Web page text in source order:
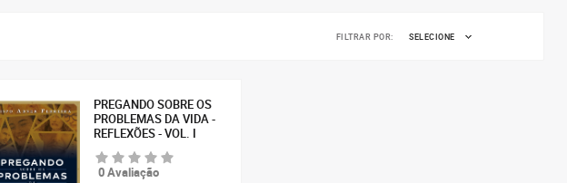
FILTRAR POR: SELECIONE
PREGANDO SOBRE OS
PROBLEMAS DA VIDA -
REFLEXÕES - VOL. I
0 Avaliação